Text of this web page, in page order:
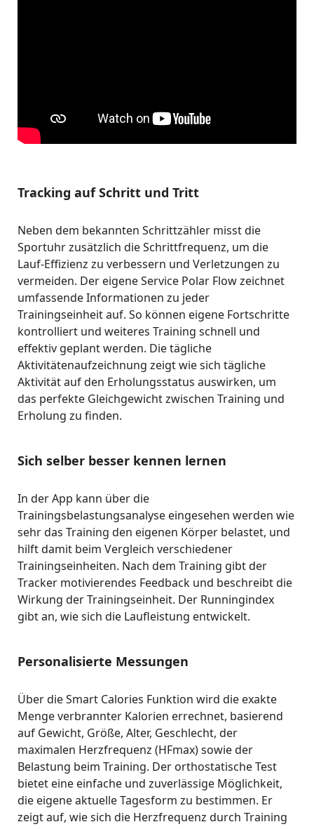
Tracking auf Schritt und Tritt
Neben dem bekannten Schrittzähler misst die
Sportuhr zusätzlich die Schrittfrequenz, um die
Lauf-Effizienz zu verbessern und Verletzungen zu
vermeiden. Der eigene Service Polar Flow zeichnet
umfassende Informationen zu jeder
Trainingseinheit auf. So können eigene Fortschritte
kontrolliert und weiteres Training schnell und
effektiv geplant werden. Die tägliche
Aktivitätenaufzeichnung zeigt wie sich tägliche
Aktivität auf den Erholungsstatus auswirken, um
das perfekte Gleichgewicht zwischen Training und
Erholung zu finden.
Sich selber besser kennen lernen
In der App kann über die
Trainingsbelastungsanalyse eingesehen werden wie
sehr das Training den eigenen Körper belastet, und
hilft damit beim Vergleich verschiedener
Trainingseinheiten. Nach dem Training gibt der
Tracker motivierendes Feedback und beschreibt die
Wirkung der Trainingseinheit. Der Runningindex
gibt an, wie sich die Laufleistung entwickelt.
Personalisierte Messungen
Über die Smart Calories Funktion wird die exakte
Menge verbrannter Kalorien errechnet, basierend
auf Gewicht, Größe, Alter, Geschlecht, der
maximalen Herzfrequenz (HFmax) sowie der
Belastung beim Training. Der orthostatische Test
bietet eine einfache und zuverlässige Möglichkeit,
die eigene aktuelle Tagesform zu bestimmen. Er
zeigt auf, wie sich die Herzfrequenz durch Training